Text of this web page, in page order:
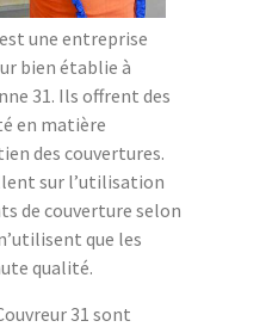
une entreprise
bien établie à
31. Ils offrent des
en matière
des couvertures.
sur l’utilisation
de couverture selon
que les
qualité.
31 sont